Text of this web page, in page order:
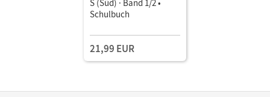
S (Süd) · Band 1/2 •
Schulbuch
21,99 EUR